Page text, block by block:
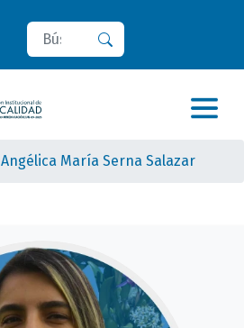
Buscar
Angélica María Serna Salazar